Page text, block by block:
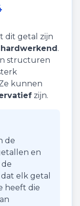
dit getal zijn
hardwerkend.
structuren
kunnen
zijn.
de
en
elk getal
heeft die